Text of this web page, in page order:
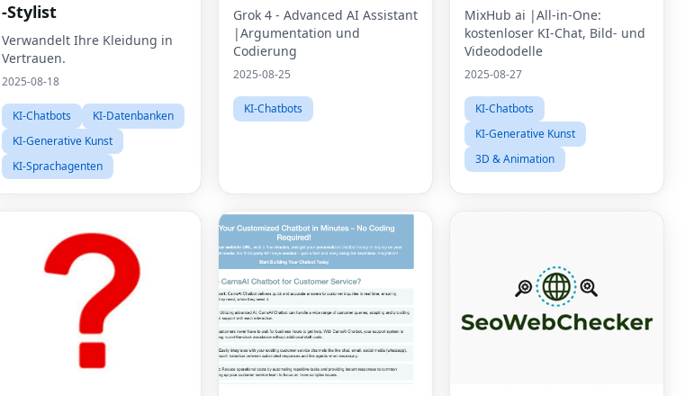
-Stylist
Verwandelt Ihre Kleidung in
Vertrauen.
2025-08-18
KI-Chatbots
KI-Datenbanken
KI-Generative Kunst
KI-Sprachagenten
Grok 4 - Advanced AI Assistant
|Argumentation und
Codierung
2025-08-25
KI-Chatbots
MixHub ai |All-in-One:
kostenloser KI-Chat, Bild- und
Videododelle
2025-08-27
KI-Chatbots
KI-Generative Kunst
3D & Animation